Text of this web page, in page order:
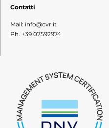
Contatti
Mail: info@cvr.it
Ph. +39 07592974